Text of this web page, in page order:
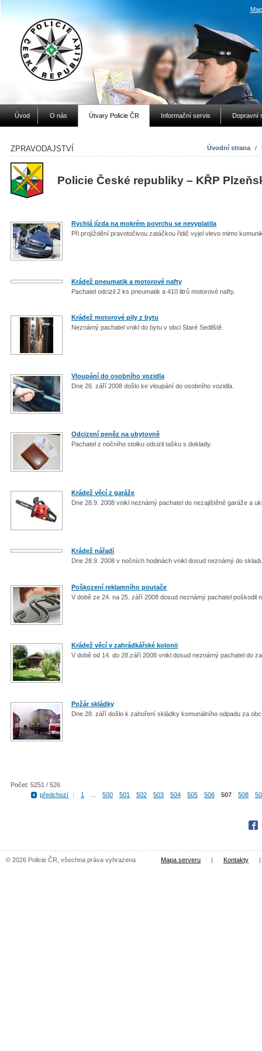
Úvod O nás Útvary Policie ČR Informační servis Dopravní
Úvodní strana /
ZPRAVODAJSTVÍ
Policie České republiky – KŘP
Rychlá jízda na mokrém povrchu se nevyplatila
Při projíždění pravotočivou zatáčkou řidič vyjel vlevo mimo
Krádež pneumatik a motorové nafty
Pachatel odcizil 2 ks pneumatik a 410 litrů motorové nafty.
Krádež motorové pily z bytu
Neznámý pachatel vnikl do bytu v obci Staré Sedliště.
Vloupání do osobního vozidla
Dne 26. září 2008 došlo ke vloupání do osobního vozidla.
Odcizení peněz na ubytovně
Pachatel z nočního stolku odcizil tašku s doklady.
Krádež věcí z garáže
Dne 28.9. 2008 vnikl neznámý pachatel do nezajištěné garáže a
Krádež nářadí
Dne 28.9. 2008 v nočních hodinách vnikl dosud neznámý do
Poškození reklamního poutače
V době ze 24. na 25. září 2008 dosud neznámý pachatel poškodil
Krádež věcí v zahrádkářské kolonii
V době od 14. do 28.září 2008 vnikl dosud neznámý pachatel do
Požár skládky
Dne 28. září došlo k zahoření skládky komunálního odpadu za
Počet: 5251 / 526
předchozí
| 1 500 501 502 503 504 505 506 507 508
© 2026 Policie ČR, všechna práva vyhrazena Mapa serveru | Kontakty |